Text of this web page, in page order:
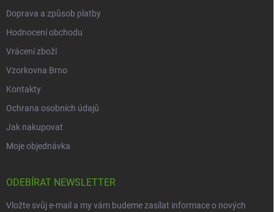
Doprava a způsob platby
Hodnocení obchodu
Vrácení zboží
Vzorkovna Brno
Kontakty
Ochrana osobních údajů
Jak nakupovat
Moje objednávka
ODEBÍRAT NEWSLETTER
Vložte svůj e-mail a my vám budeme zasílat informace o nových